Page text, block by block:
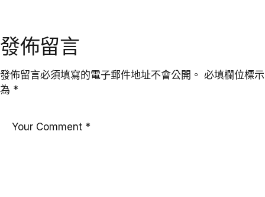
發佈留言
發佈留言必須填寫的電子郵件地址不會公開。 必填欄位標示
為 *